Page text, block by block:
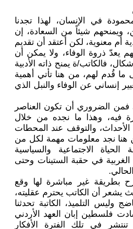
في الإنسان، لهذا تجدنا
ويمنحهم شيئاً من السعادة، إن
أم معنوية، لكن أعتقد أن تقديم
يعدّ ذروة الوفاء، ولا يمكن أن
فالكاتب/ة يمنح ذاته الأدبية
ما قُدم لهم، من هنا تأتي أهمية
إنساني عن الوفاء والنبل الذي
فمن الضروري أن تكون العناصر
فيه، وهذا ما نجده من خلال
والتوقف عند المحطات
هنا نجد معلومات مهمة لكل من
الاجتماعية والسياسية
في حقبة الستينات وحتى
بطريقة غير مباشرة لها وقع
يشعر أن الكاتب يحترم عقليته،
وليس التلميذ، الكاتبة تحدثنا
فلسطين إبان العهد الأردني
في تلك الفترة الأفكار